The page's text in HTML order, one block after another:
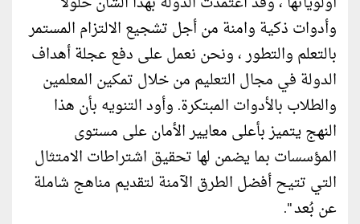
وأدوات ذكية وامنة من أجل تشجيع الالتزام المستمر
بالتعلم والتطور ، ونحن نعمل على دفع عجلة أهداف
الدولة في مجال التعليم من خلال تمكين المعلمين
والطلاب بالأدوات المبتكرة. وأود التنويه بأن هذا
النهج يتميز بأعلى معايير الأمان على مستوى
المؤسسات بما يضمن لها تحقيق اشتراطات الامتثال
التي تتيح أفضل الطرق الآمنة لتقديم مناهج شاملة
عن بُعد ".